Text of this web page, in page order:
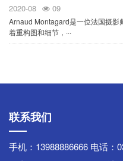
2020-08 09
Arnaud Montagard是一位法国摄影
着重构图和细节，···
联系我们
手机：13988886666 电话：